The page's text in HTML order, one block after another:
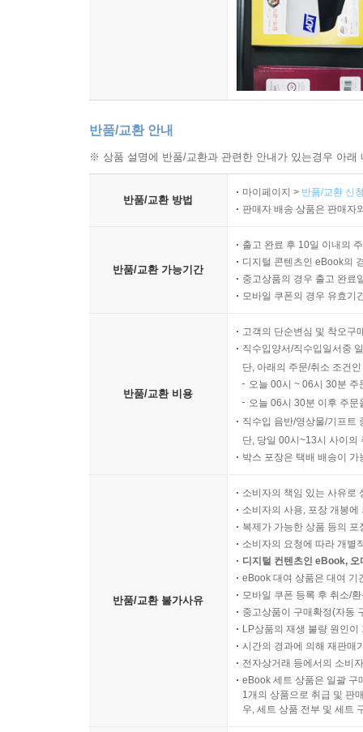
반품/교환 안내
※ 상품 설명에 반품/교환과 관련한 안내가 있는경우 아
반품/교환 방법
마이페이지 > 반품/교환 신
판매자 배송 상품은 판매자
반품/교환 가능기간
출고 완료 후 10일 이내의
디지털 콘텐츠인 eBook의
중고상품의 경우 출고 완료
모바일 쿠폰의 경우 유효기
반품/교환 비용
고객의 단순변심 및 착오구
직수입양서/직수입일서중
단, 아래의 주문/취소 조건
오늘 00시 ~ 06시 30분
오늘 06시 30분 이후 주
직수입 음반/영상물/기프트
단, 당일 00시~13시 사이의
박스 포장은 택배 배송이
반품/교환 불가사유
소비자의 책임 있는 사유로
소비자의 사용, 포장 개봉
복제가 가능한 상품 등의
소비자의 요청에 따라 개별
디지털 컨텐츠인 eBook,
eBook 대여 상품은 대여 기
모바일 쿠폰 등록 후 취소/
중고상품이 구매확정(자동
LP상품의 재생 불량 원인
시간의 경과에 의해 재판매
전자상거래 등에서의 소비
eBook 세트 상품은 일괄 구
1개의 상품으로 취급 및 판
우, 세트 상품 전부 및 세트